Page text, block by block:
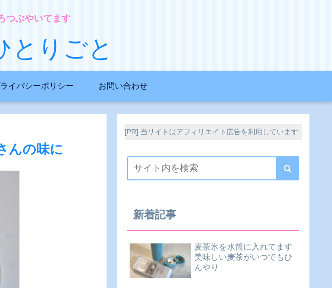
つぶやいてます
とりごと
イバシーポリシー お問い合わせ
んの味に
[PR] 当サイトはアフィリエイト広告を利用しています
新着記事
麦茶氷を水筒に入れてます
美味しい麦茶がいつでもひ
んやり